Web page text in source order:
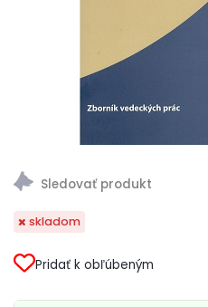
skladom
Pridať k obľúbeným